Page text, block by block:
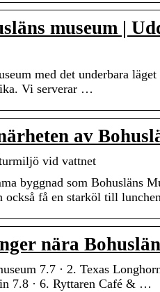
museum |
med det underbara
Vi serverar …
av
vid vattnet
byggnad som Bohusläns
också få en starköl till
nära
7.7 · 2. Texas
7.8 · 6. Ryttaren Café & …